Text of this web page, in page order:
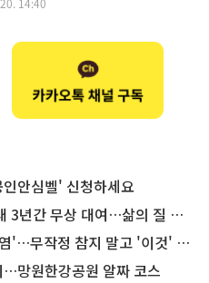
14:40
안심벨' 신청하세요
간 무상 대여…삶의 질 높인다
작정 참지 말고 '이것' 해보세요!
망원한강공원 알짜 코스